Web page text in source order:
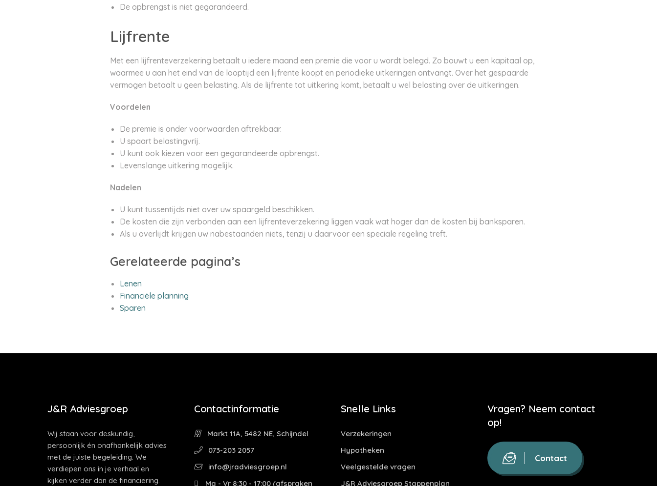
De opbrengst is niet gegarandeerd.
Lijfrente
Met een lijfrenteverzekering betaalt u iedere maand een premie die voor u wordt belegd. Zo bouwt u een kapitaal op,
waarmee u aan het eind van de looptijd een lijfrente koopt en periodieke uitkeringen ontvangt. Over het gespaarde
vermogen betaalt u geen belasting. Als de lijfrente tot uitkering komt, betaalt u wel belasting over de uitkeringen.
Voordelen
De premie is onder voorwaarden aftrekbaar.
U spaart belastingvrij.
U kunt ook kiezen voor een gegarandeerde opbrengst.
Levenslange uitkering mogelijk.
Nadelen
U kunt tussentijds niet over uw spaargeld beschikken.
De kosten die zijn verbonden aan een lijfrenteverzekering liggen vaak wat hoger dan de kosten bij banksparen.
Als u overlijdt krijgen uw nabestaanden niets, tenzij u daarvoor een speciale regeling treft.
Gerelateerde pagina’s
Lenen
Financiële planning
Sparen
J&R Adviesgroep
Wij staan voor deskundig,
persoonlijk én onafhankelijk advies
met de juiste begeleiding. We
verdiepen ons in je verhaal en
kijken verder dan de financiering.
Contactinformatie
Markt 11A, 5482 NE, Schijndel
073-203 2057
info@jradviesgroep.nl
Ma - Vr 8:30 - 17:00 (afspraken
Snelle Links
Verzekeringen
Hypotheken
Veelgestelde vragen
J&R Adviesgroep Stappenplan
Vragen? Neem contact
op!
Contact